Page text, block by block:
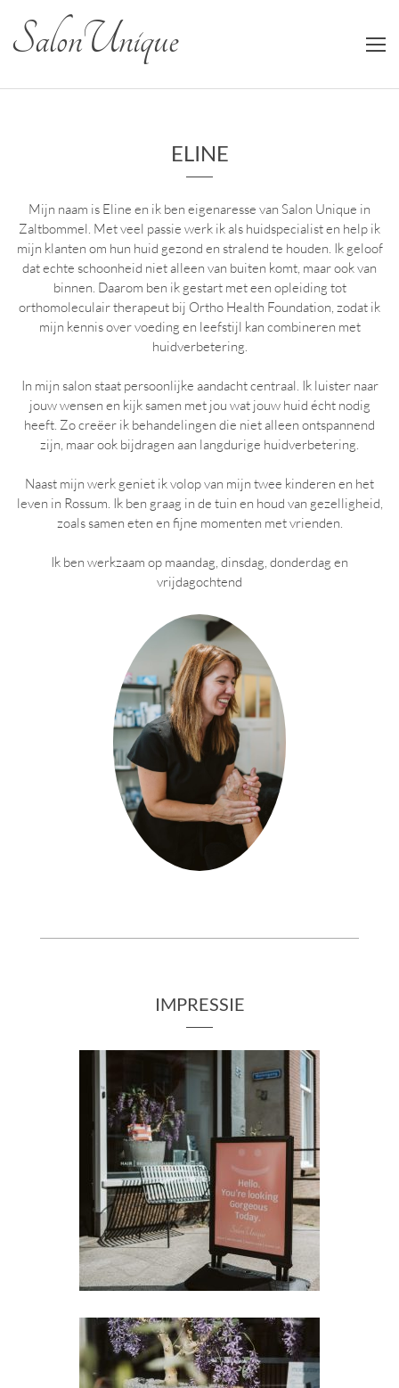
Salon Unique
ELINE
Mijn naam is Eline en ik ben eigenaresse van Salon Unique in
Zaltbommel. Met veel passie werk ik als huidspecialist en help ik
mijn klanten om hun huid gezond en stralend te houden. Ik geloof
dat echte schoonheid niet alleen van buiten komt, maar ook van
binnen. Daarom ben ik gestart met een opleiding tot
orthomoleculair therapeut bij Ortho Health Foundation, zodat ik
mijn kennis over voeding en leefstijl kan combineren met
huidverbetering.
In mijn salon staat persoonlijke aandacht centraal. Ik luister naar
jouw wensen en kijk samen met jou wat jouw huid écht nodig
heeft. Zo creëer ik behandelingen die niet alleen ontspannend
zijn, maar ook bijdragen aan langdurige huidverbetering.
Naast mijn werk geniet ik volop van mijn twee kinderen en het
leven in Rossum. Ik ben graag in de tuin en houd van gezelligheid,
zoals samen eten en fijne momenten met vrienden.
Ik ben werkzaam op maandag, dinsdag, donderdag en
vrijdagochtend
IMPRESSIE